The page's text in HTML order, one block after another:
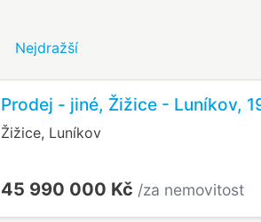
Nejdražší
Prodej - jiné, Žižice - Luníkov,
Žižice, Luníkov
45 990 000 Kč /za nemovitost